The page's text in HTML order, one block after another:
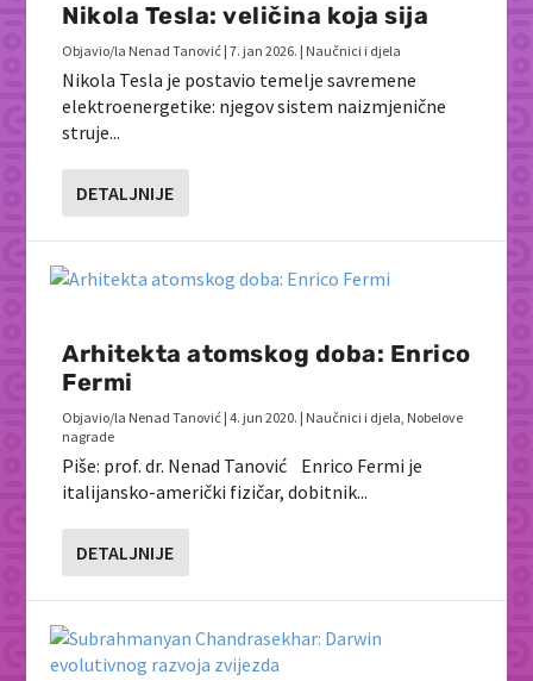
Nikola Tesla: veličina koja sija
Objavio/la Nenad Tanović |7. jan 2026. | Naučnici i djela
Nikola Tesla je postavio temelje savremene
elektroenergetike: njegov sistem naizmjenične
struje...
DETALJNIJE
Arhitekta atomskog doba: Enrico
Fermi
Objavio/la Nenad Tanović |4. jun 2020. | Naučnici i djela, Nobelove
nagrade
Piše: prof. dr. Nenad Tanović Enrico Fermi je
italijansko-američki fizičar, dobitnik...
DETALJNIJE